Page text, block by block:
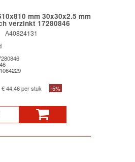
mm 30x30x2.5 mm
verzinkt 17280846
A40824131
€ 44,46 per stuk -5%